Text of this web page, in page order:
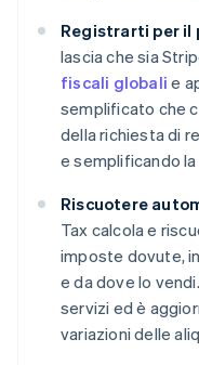
Registrarti per il
lascia che sia
fiscali globali e
semplificato che
della richiesta di
e semplificando
Riscuotere
Tax calcola e
imposte dovute,
e da dove lo
servizi ed è
variazioni delle